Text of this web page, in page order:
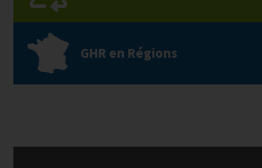
GHR en Régions